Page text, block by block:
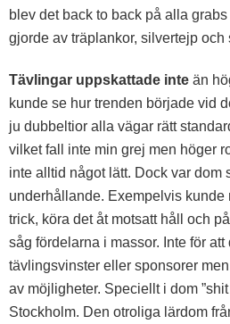
blev det back to back på alla
gjorde av träplankor, silvertejp och
Tävlingar uppskattade inte än
kunde se hur trenden började vid
ju dubbeltior alla vägar rätt
vilket fall inte min grej men höger
inte alltid något lätt. Dock var dom
underhållande. Exempelvis kunde
trick, köra det åt motsatt håll och
såg fördelarna i massor. Inte för
tävlingsvinster eller sponsorer
av möjligheter. Speciellt i dom
Stockholm. Den otroliga lärdom